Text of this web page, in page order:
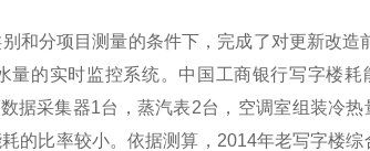
和分项目测量的条件下，完成了对更新改
量的实时监控系统。中国工商银行写字楼
据采集器1台，蒸汽表2台，空调室组装冷
的比率较小。依据测算，2014年老写字楼